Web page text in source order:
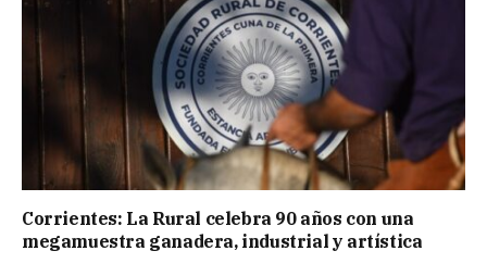
Corrientes: La Rural celebra 90 años con una
megamuestra ganadera, industrial y artística